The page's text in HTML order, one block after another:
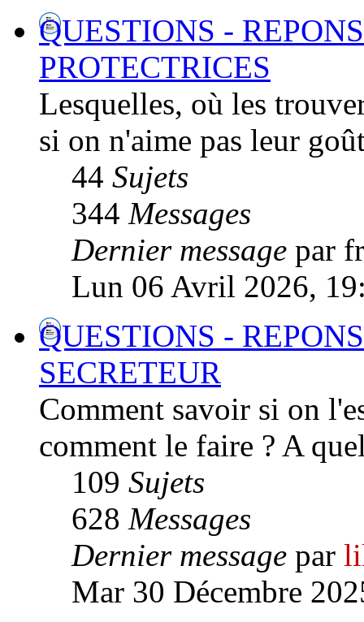
QUESTIONS -
PROTECTRICES
Lesquelles, où les
si on n'aime pas leur
44 Sujets
344 Messages
Dernier message par
Lun 06 Avril 2026,
QUESTIONS -
SECRETEUR
Comment savoir si on
comment le faire ? A
109 Sujets
628 Messages
Dernier message par
Mar 30 Décembre